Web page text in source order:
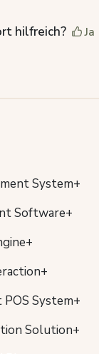
hilfreich? Ja
System+
Software+
System+
Solution+